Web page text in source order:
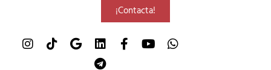
¡Contacta!